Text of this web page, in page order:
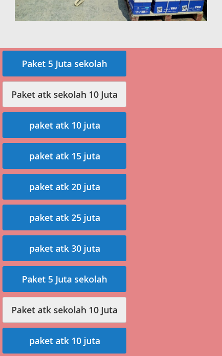
Paket 5 Juta sekolah
Paket atk sekolah 10 Juta
paket atk 10 juta
paket atk 15 juta
paket atk 20 juta
paket atk 25 juta
paket atk 30 juta
Paket 5 Juta sekolah
Paket atk sekolah 10 Juta
paket atk 10 juta